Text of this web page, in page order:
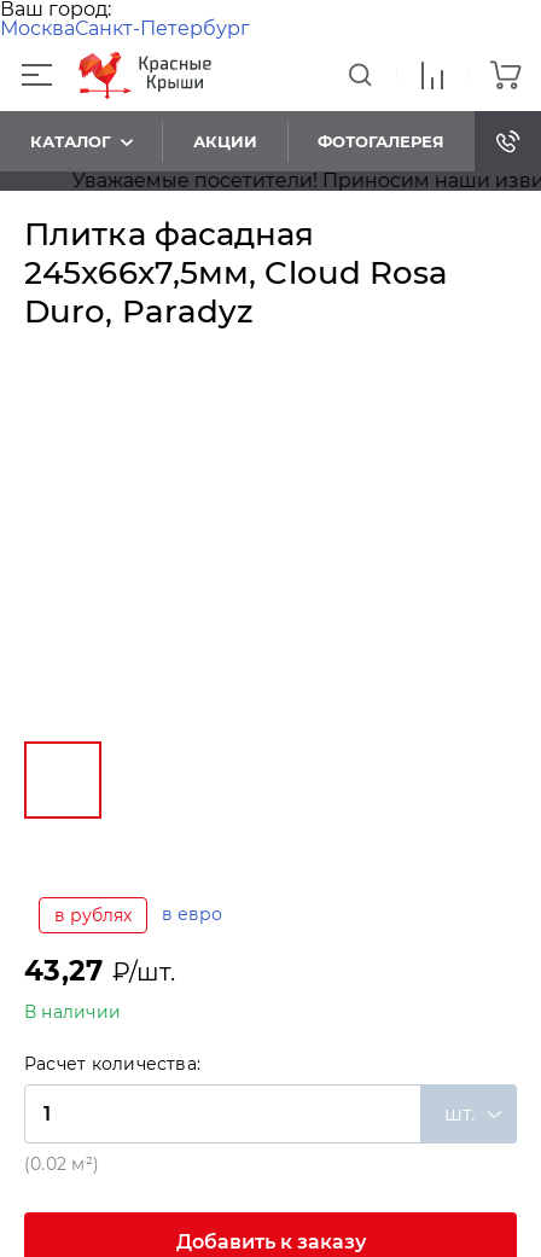
Ваш город:
МоскваСанкт-Петербург
КАТАЛОГ АКЦИИ ФОТОГАЛЕРЕЯ
Уважаемые посетители! Приносим наши
Плитка фасадная
245x66x7,5мм, Cloud Rosa
Duro, Paradyz
в рублях в евро
43,27 ₽/шт.
В наличии
Расчет количества:
шт.
(0.02 м²)
Добавить к заказу